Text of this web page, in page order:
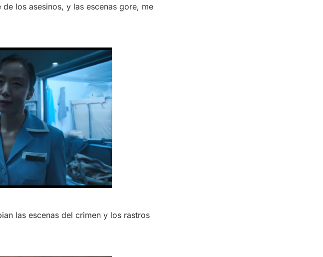
los asesinos, y las escenas gore, me
las escenas del crimen y los rastros